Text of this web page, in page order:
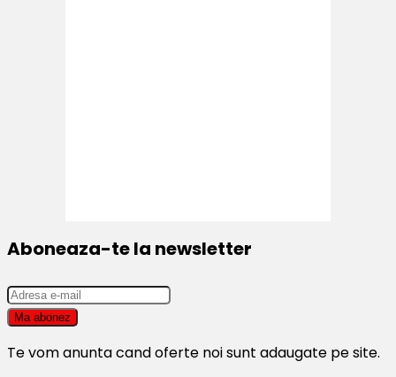
Aboneaza-te la newsletter
Te vom anunta cand oferte noi sunt adaugate pe site.